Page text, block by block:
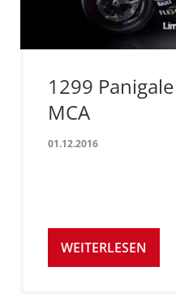
1299
MCA
01.12.2016
WEITERLESEN